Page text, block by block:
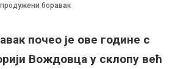
продужени боравак
почео је ове године с
Вождовца у склопу већ